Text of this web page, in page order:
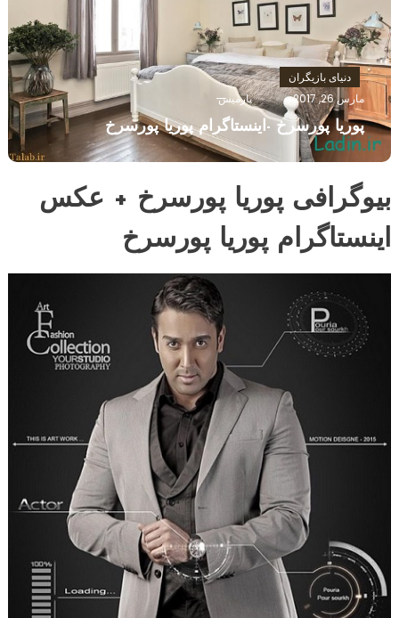
دنیای بازیگران
مارس 26, 2017
پارمیس
پوریا پورسرخ -اینستاگرام پوریا پورسرخ
بیوگرافی پوریا پورسرخ + عکس
اینستاگرام پوریا پورسرخ